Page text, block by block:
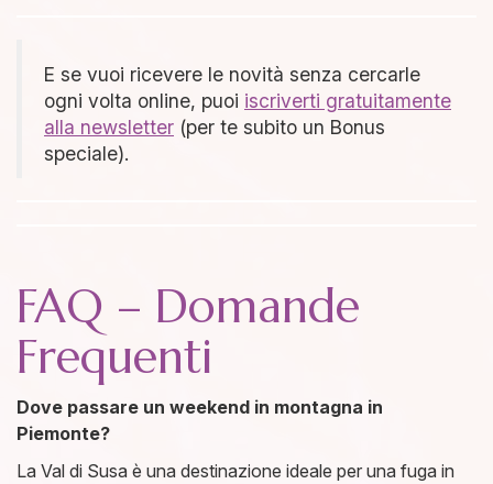
E se vuoi ricevere le novità senza cercarle
ogni volta online, puoi iscriverti gratuitamente
alla newsletter (per te subito un Bonus
speciale).
FAQ – Domande
Frequenti
Dove passare un weekend in montagna in
Piemonte?
La Val di Susa è una destinazione ideale per una fuga in